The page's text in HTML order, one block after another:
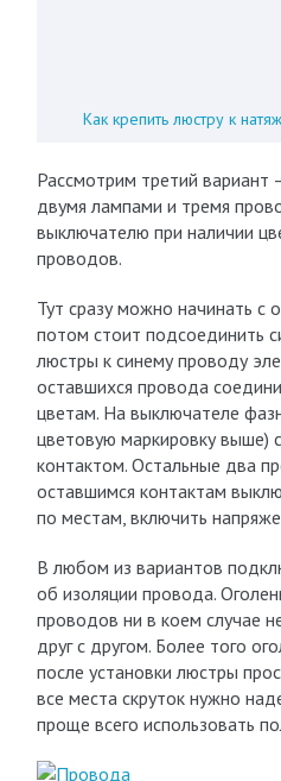
Как крепить люстру к
Рассмотрим третий
двумя лампами и тремя
выключателю при наличии
проводов.
Тут сразу можно начинать с
потом стоит подсоединить
люстры к синему проводу
оставшихся провода
цветам. На выключателе
цветовую маркировку выше)
контактом. Остальные два
оставшимся контактам
по местам, включить
В любом из вариантов
об изоляции провода.
проводов ни в коем случае
друг с другом. Более того
после установки люстры
все места скруток нужно
проще всего использовать